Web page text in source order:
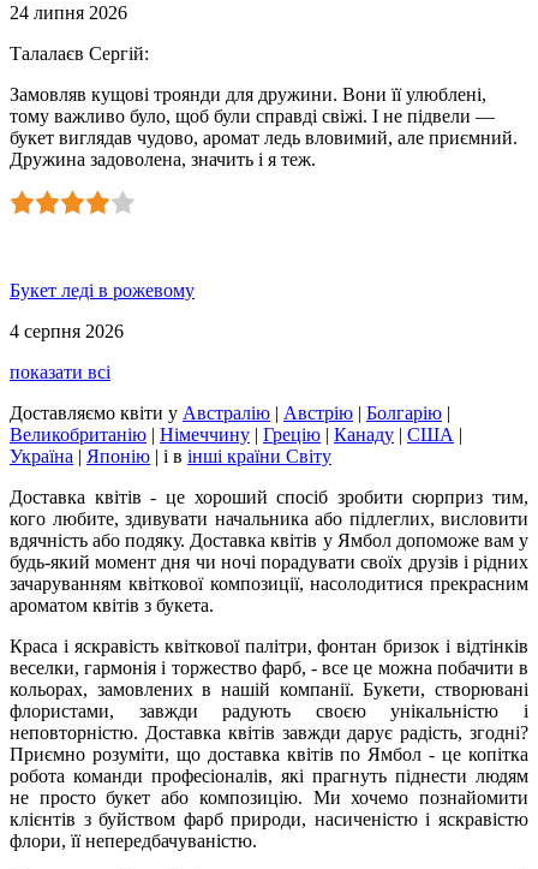
24 липня 2026
Талалаєв Сергій:
Замовляв кущові троянди для дружини. Вони її улюблені,
тому важливо було, щоб були справді свіжі. І не підвели —
букет виглядав чудово, аромат ледь вловимий, але приємний.
Дружина задоволена, значить і я теж.
Букет леді в рожевому
4 серпня 2026
показати всі
Доставляємо квіти у Австралію | Австрію | Болгарію |
Великобританію | Німеччину | Грецію | Канаду | США |
Україна | Японію | і в інші країни Світу
Доставка квітів - це хороший спосіб зробити сюрприз тим,
кого любите, здивувати начальника або підлеглих, висловити
вдячність або подяку. Доставка квітів у Ямбол допоможе вам у
будь-який момент дня чи ночі порадувати своїх друзів і рідних
зачаруванням квіткової композиції, насолодитися прекрасним
ароматом квітів з букета.
Краса і яскравість квіткової палітри, фонтан бризок і відтінків
веселки, гармонія і торжество фарб, - все це можна побачити в
кольорах, замовлених в нашій компанії. Букети, створювані
флористами, завжди радують своєю унікальністю і
неповторністю. Доставка квітів завжди дарує радість, згодні?
Приємно розуміти, що доставка квітів по Ямбол - це копітка
робота команди професіоналів, які прагнуть піднести людям
не просто букет або композицію. Ми хочемо познайомити
клієнтів з буйством фарб природи, насиченістю і яскравістю
флори, її непередбачуваністю.